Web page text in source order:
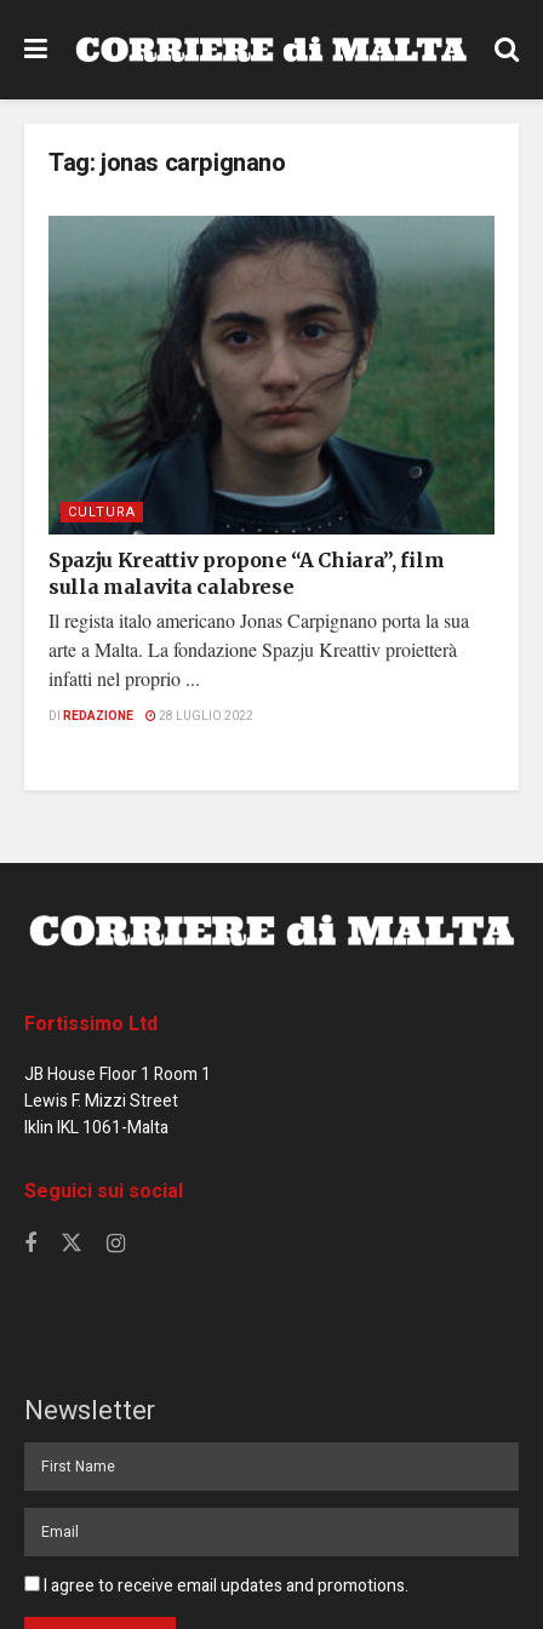
Tag:jonas carpignano
CULTURA
Spazju Kreattiv propone “A Chiara”, film
sulla malavita calabrese
Il regista italo americano Jonas Carpignano porta la sua
arte a Malta. La fondazione Spazju Kreattiv proietterà
infatti nel proprio ...
DI REDAZIONE 28 LUGLIO 2022
Fortissimo Ltd
JB House Floor 1 Room 1
Lewis F. Mizzi Street
Iklin IKL 1061-Malta
Seguici sui social
Newsletter
I agree to receive email updates and promotions.